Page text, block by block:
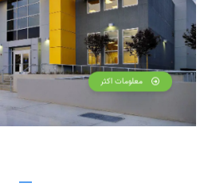
معلومات اكثر